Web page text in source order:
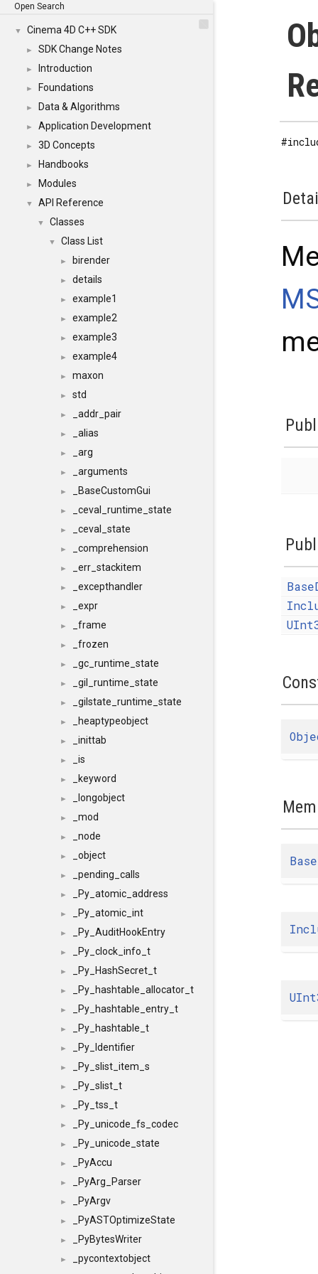
Open Search
▼ Cinema 4D C++ SDK
► SDK Change Notes
► Introduction
► Foundations
► Data & Algorithms
► Application Development
► 3D Concepts
► Handbooks
► Modules
▼ API Reference
▼ Classes
▼ Class List
► birender
► details
► example1
► example2
► example3
► example4
► maxon
► std
► _addr_pair
► _alias
► _arg
► _arguments
► _BaseCustomGui
► _ceval_runtime_state
► _ceval_state
► _comprehension
► _err_stackitem
► _excepthandler
► _expr
► _frame
► _frozen
► _gc_runtime_state
► _gil_runtime_state
► _gilstate_runtime_state
► _heaptypeobject
► _inittab
► _is
► _keyword
► _longobject
► _mod
► _node
► _object
► _pending_calls
► _Py_atomic_address
► _Py_atomic_int
► _Py_AuditHookEntry
► _Py_clock_info_t
► _Py_HashSecret_t
► _Py_hashtable_allocator_t
► _Py_hashtable_entry_t
► _Py_hashtable_t
► _Py_Identifier
► _Py_slist_item_s
► _Py_slist_t
► _Py_tss_t
► _Py_unicode_fs_codec
► _Py_unicode_state
► _PyAccu
► _PyArg_Parser
► _PyArgv
► _PyASTOptimizeState
► _PyBytesWriter
►
_pycontextobject